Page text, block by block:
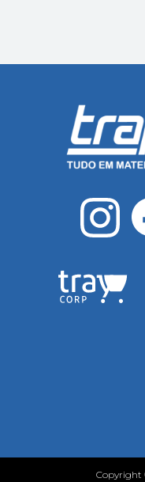
Copyright